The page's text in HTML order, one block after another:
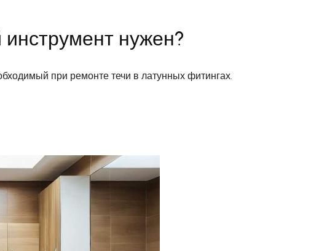
нужен?
при ремонте течи в латунных фитингах.